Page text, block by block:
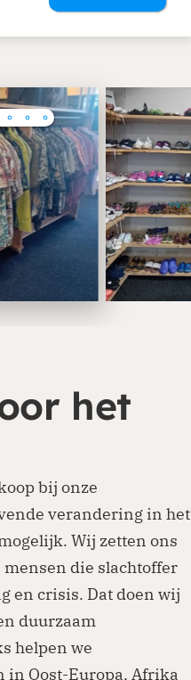
het
bij onze
verandering in het
Wij zetten ons
die slachtoffer
en crisis. Dat doen wij
duurzaam
helpen we
in Oost-Europa, Afrika